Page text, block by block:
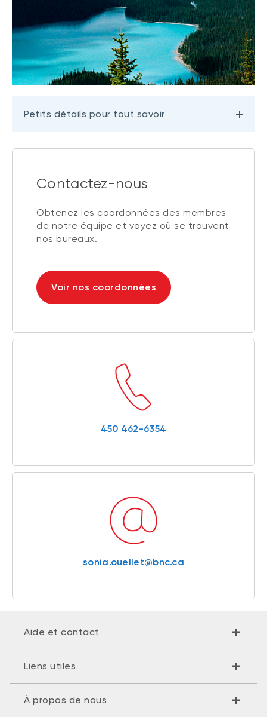
Petits détails pour tout savoir
Contactez-nous
Obtenez les coordonnées des membres
de notre équipe et voyez où se trouvent
nos bureaux.
Voir nos coordonnées
450 462-6354
sonia.ouellet@bnc.ca
Aide et contact
Liens utiles
À propos de nous